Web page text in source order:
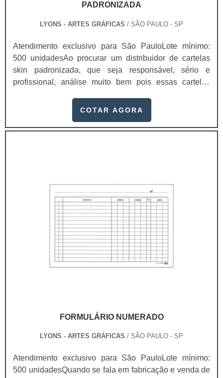
PADRONIZADA
LYONS - ARTES GRÁFICAS / SÃO PAULO - SP
Atendimento exclusivo para São PauloLote mínimo:
500 unidadesAo procurar um distribuidor de cartelas
skin padronizada, que seja responsável, sério e
profissional, análise muito bem pois essas cartelas
produto.A busca por empresas sérias para adquirir esse
podem assegurar aos clientes características pontuais
COTAR AGORA
FORMULÁRIO NUMERADO
LYONS - ARTES GRÁFICAS / SÃO PAULO - SP
Atendimento exclusivo para São PauloLote mínimo:
500 unidadesQuando se fala em fabricação e venda de